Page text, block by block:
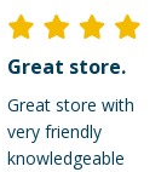
Great store.
Great store with
very friendly
knowledgeable